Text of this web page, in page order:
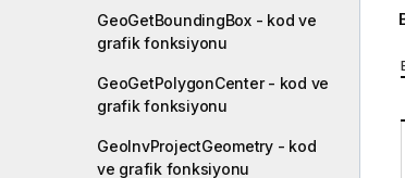
GeoGetBoundingBox - kod ve
grafik fonksiyonu
GeoGetPolygonCenter - kod ve
grafik fonksiyonu
GeoInvProjectGeometry - kod
ve grafik fonksiyonu